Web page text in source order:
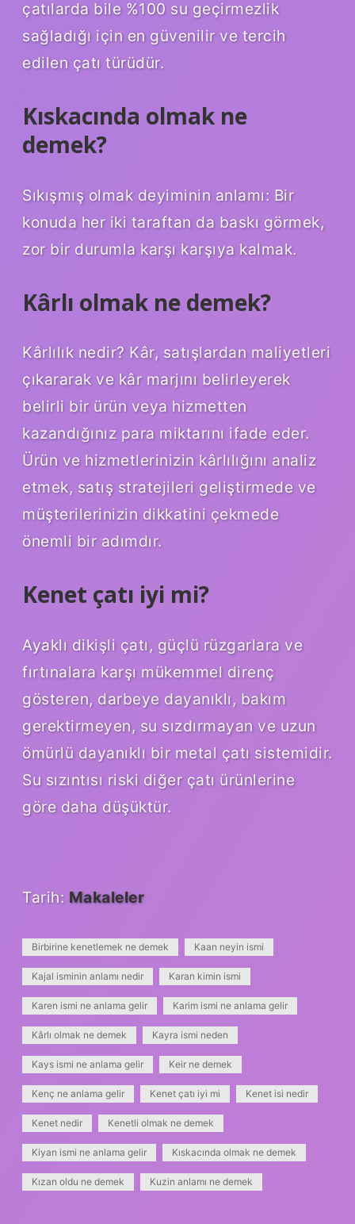
çatılarda bile %100 su geçirmezlik
sağladığı için en güvenilir ve tercih
edilen çatı türüdür.
Kıskacında olmak ne
demek?
Sıkışmış olmak deyiminin anlamı: Bir
konuda her iki taraftan da baskı görmek,
zor bir durumla karşı karşıya kalmak.
Kârlı olmak ne demek?
Kârlılık nedir? Kâr, satışlardan maliyetleri
çıkararak ve kâr marjını belirleyerek
belirli bir ürün veya hizmetten
kazandığınız para miktarını ifade eder.
Ürün ve hizmetlerinizin kârlılığını analiz
etmek, satış stratejileri geliştirmede ve
müşterilerinizin dikkatini çekmede
önemli bir adımdır.
Kenet çatı iyi mi?
Ayaklı dikişli çatı, güçlü rüzgarlara ve
fırtınalara karşı mükemmel direnç
gösteren, darbeye dayanıklı, bakım
gerektirmeyen, su sızdırmayan ve uzun
ömürlü dayanıklı bir metal çatı sistemidir.
Su sızıntısı riski diğer çatı ürünlerine
göre daha düşüktür.
Tarih: Makaleler
Birbirine kenetlemek ne demek Kaan neyin ismi
Kajal isminin anlamı nedir Karan kimin ismi
Karen ismi ne anlama gelir Karim ismi ne anlama gelir
Kârlı olmak ne demek Kayra ismi neden
Kays ismi ne anlama gelir Keir ne demek
Kenç ne anlama gelir Kenet çatı iyi mi Kenet isi nedir
Kenet nedir Kenetli olmak ne demek
Kiyan ismi ne anlama gelir Kıskacında olmak ne demek
Kızan oldu ne demek Kuzin anlamı ne demek